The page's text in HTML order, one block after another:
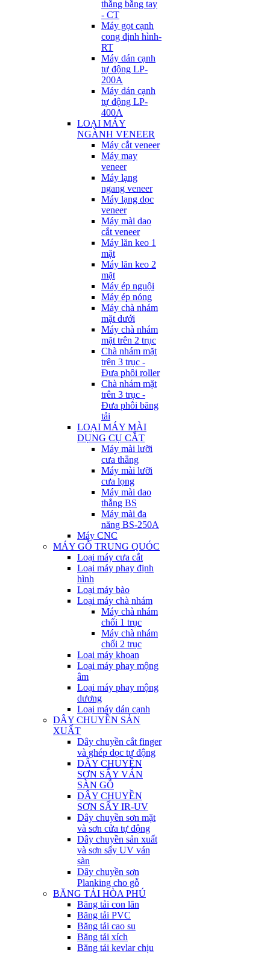
thẳng bằng tay
- CT
Máy gọt cạnh
cong định hình-
RT
Máy dán cạnh
tự động LP-
200A
Máy dán cạnh
tự động LP-
400A
LOẠI MÁY
NGÀNH VENEER
Máy cắt veneer
Máy may
veneer
Máy lạng
ngang veneer
Máy lạng dọc
veneer
Máy mài dao
cắt veneer
Máy lăn keo 1
mặt
Máy lăn keo 2
mặt
Máy ép nguội
Máy ép nóng
Máy chà nhám
mặt dưới
Máy chà nhám
mặt trên 2 trục
Chà nhám mặt
trên 3 trục -
Đưa phôi roller
Chà nhám mặt
trên 3 trục -
Đưa phôi băng
tải
LOẠI MÁY MÀI
DỤNG CỤ CẮT
Máy mài lưỡi
cưa thẳng
Máy mài lưỡi
cưa lọng
Máy mài dao
thẳng BS
Máy mài đa
năng BS-250A
Máy CNC
MÁY GỖ TRUNG QUÓC
Loại máy cưa cắt
Loại máy phay định
hình
Loại máy bào
Loại máy chà nhám
Máy chà nhám
chổi 1 trục
Máy chà nhám
chổi 2 trục
Loại máy khoan
Loại máy phay mộng
âm
Loại máy phay mộng
dương
Loại máy dán cạnh
DÂY CHUYỀN SẢN
XUẤT
Dây chuyền cắt finger
và ghép dọc tự động
DÂY CHUYỀN
SƠN SẤY VÁN
SÀN GỖ
DÂY CHUYỀN
SƠN SẤY IR-UV
Dây chuyền sơn mặt
và sơn cửa tự động
Dây chuyền sản xuất
và sơn sấy UV ván
sàn
Dây chuyền sơn
Planking cho gỗ
BĂNG TẢI HÒA PHÚ
Băng tải con lăn
Băng tải PVC
Băng tải cao su
Băng tải xích
Băng tải kevlar chịu